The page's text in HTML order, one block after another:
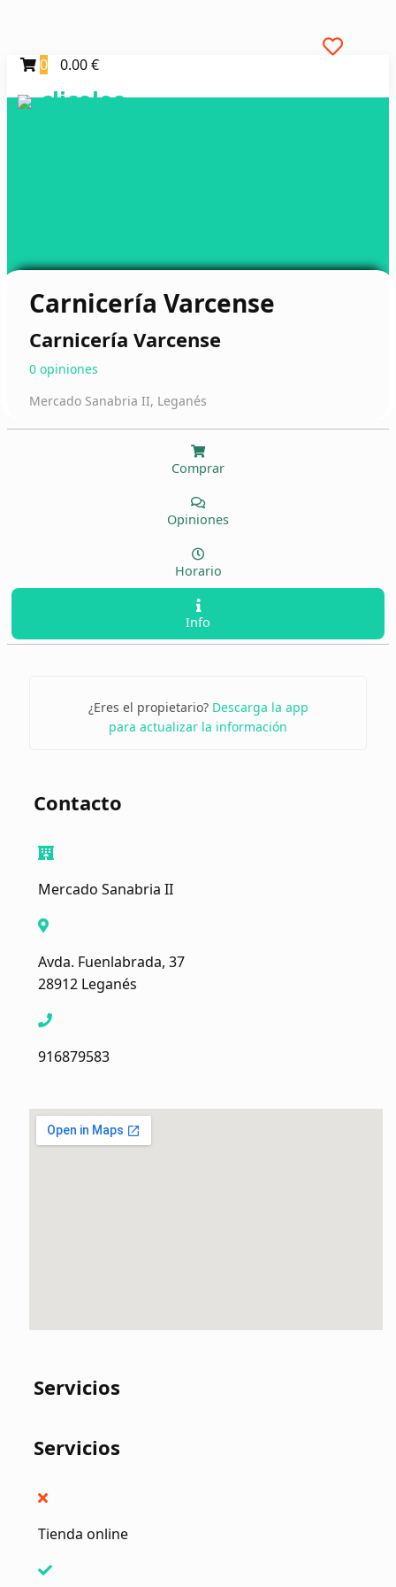
0 0.00 €
clicoleo
Carnicería Varcense
Carnicería Varcense
0 opiniones
Mercado Sanabria II, Leganés
Comprar
Opiniones
Horario
Info
¿Eres el propietario? Descarga la app
para actualizar la información
Contacto
Mercado Sanabria II
Avda. Fuenlabrada, 37
28912 Leganés
916879583
Servicios
Servicios
Tienda online